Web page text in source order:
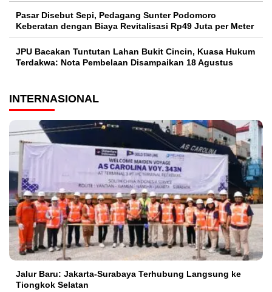
Pasar Disebut Sepi, Pedagang Sunter Podomoro
Keberatan dengan Biaya Revitalisasi Rp49 Juta per Meter
JPU Bacakan Tuntutan Lahan Bukit Cincin, Kuasa Hukum
Terdakwa: Nota Pembelaan Disampaikan 18 Agustus
INTERNASIONAL
Jalur Baru: Jakarta-Surabaya Terhubung Langsung ke
Tiongkok Selatan